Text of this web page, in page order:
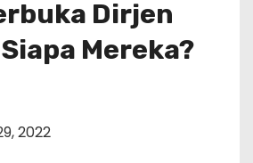
Dirjen
Mereka?
2022